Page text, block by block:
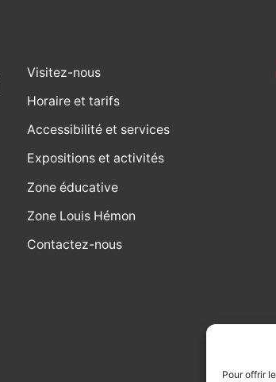
Pour offrir
Visitez-nous
Horaire et tarifs
Accessibilité et services
Expositions et activités
Zone éducative
Zone Louis Hémon
Contactez-nous